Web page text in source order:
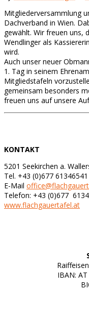
Mitgliederversammlung
Dachverband in Wien.
gewählt. Wir freuen uns,
Wendlinger als
wird.
Auch unser neuer
1. Tag in seinem
Mitgliedstafeln
gemeinsam besonders
freuen uns auf unsere
KONTAKT
5201 Seekirchen a.
Tel. +43 (0)677 61346541
E-Mail
Telefon: +43 (0)677
www.flachgauertafel.at
IBAN: